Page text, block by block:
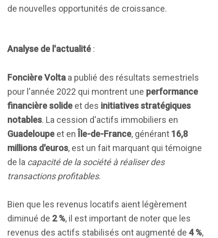
de nouvelles opportunités de croissance.
Analyse de l'actualité :
Foncière Volta a publié des résultats semestriels
pour l'année 2022 qui montrent une performance
financière solide et des initiatives stratégiques
notables. La cession d'actifs immobiliers en
Guadeloupe et en Île-de-France, générant 16,8
millions d'euros, est un fait marquant qui témoigne
de la capacité de la société à réaliser des
transactions profitables.
Bien que les revenus locatifs aient légèrement
diminué de 2 %, il est important de noter que les
revenus des actifs stabilisés ont augmenté de 4 %,